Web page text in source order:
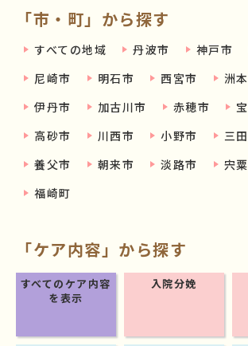
「市・町」から探す
すべての地域 丹波市 神戸市
尼崎市
明石市 西宮市 洲
伊丹市
加古川市 赤穂市
高砂市
川西市 小野市 三
養父市
朝来市 淡路市 宍
福崎町
「ケア内容」から探す
すべてのケア内容
を表示
入院分娩